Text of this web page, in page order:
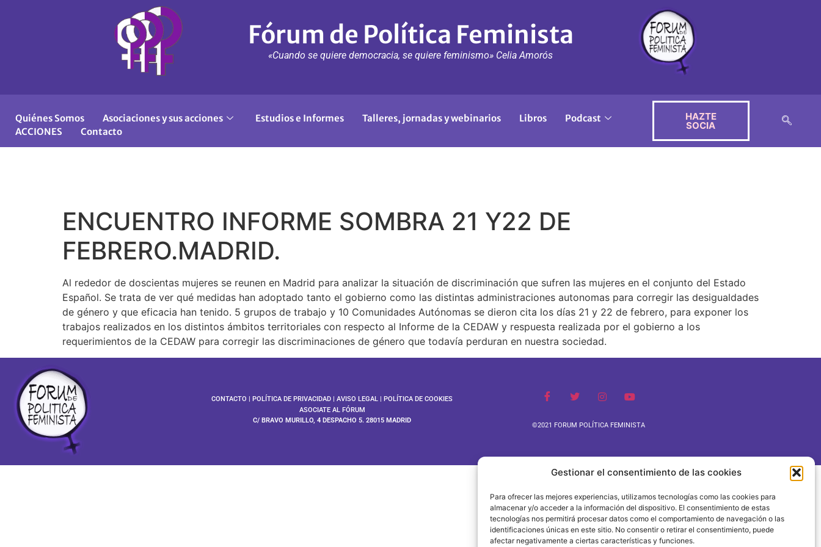
Gestionar el consentimiento de las cookies
Para ofrecer las mejores experiencias, utilizamos tecnologías como las cookies para
almacenar y/o acceder a la información del dispositivo. El consentimiento de estas
tecnologías nos permitirá procesar datos como el comportamiento de navegación o las
identificaciones únicas en este sitio. No consentir o retirar el consentimiento, puede
afectar negativamente a ciertas características y funciones.
Fórum de Política Feminista
«Cuando se quiere democracia, se quiere feminismo» Celia Amorós
Quiénes Somos Asociaciones y sus acciones Estudios e Informes Talleres, jornadas y webinarios Libros
Podcast
ACCIONES
Contacto
HAZTE
SOCIA
ENCUENTRO INFORME SOMBRA 21 Y22 DE
FEBRERO.MADRID.
Al rededor de doscientas mujeres se reunen en Madrid para analizar la situación de discriminación que sufren las mujeres en el conjunto del Estado
Español. Se trata de ver qué medidas han adoptado tanto el gobierno como las distintas administraciones autonomas para corregir las desigualdades
de género y que eficacia han tenido. 5 grupos de trabajo y 10 Comunidades Autónomas se dieron cita los días 21 y 22 de febrero, para exponer los
trabajos realizados en los distintos ámbitos territoriales con respecto al Informe de la CEDAW y respuesta realizada por el gobierno a los
requerimientos de la CEDAW para corregir las discriminaciones de género que todavía perduran en nuestra sociedad.
CONTACTO |POLÍTICA DE PRIVACIDAD |AVISO LEGAL |POLÍTICA DE COOKIES
ASOCIATE AL FÓRUM
C/ BRAVO MURILLO, 4 DESPACHO 5. 28015 MADRID
©2021 FORUM POLÍTICA FEMINISTA